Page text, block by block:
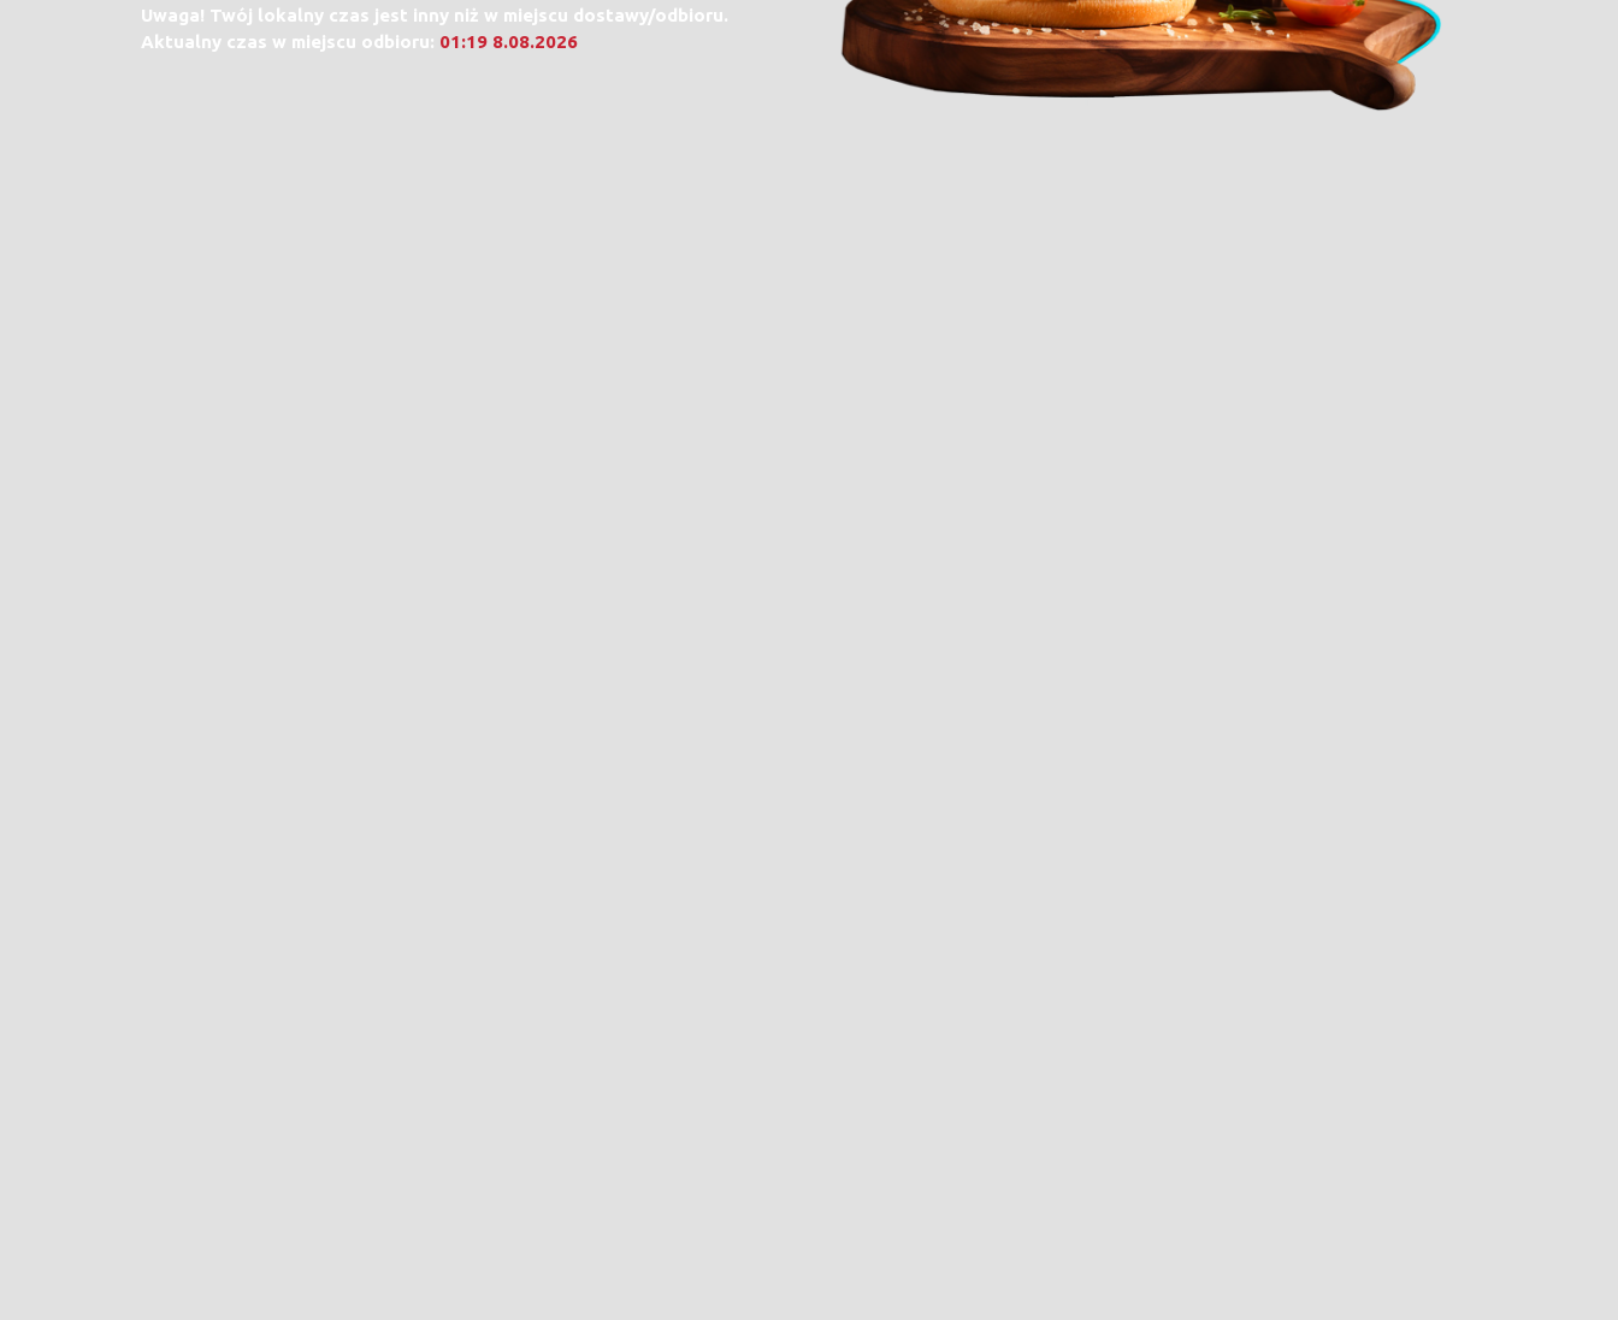
Uwaga! Twój lokalny czas jest inny niż w miejscu dostawy/odbioru.
Aktualny czas w miejscu odbioru: 01:19 8.08.2026